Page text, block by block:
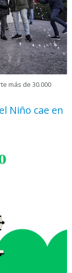
más de 30.000
Niño cae en